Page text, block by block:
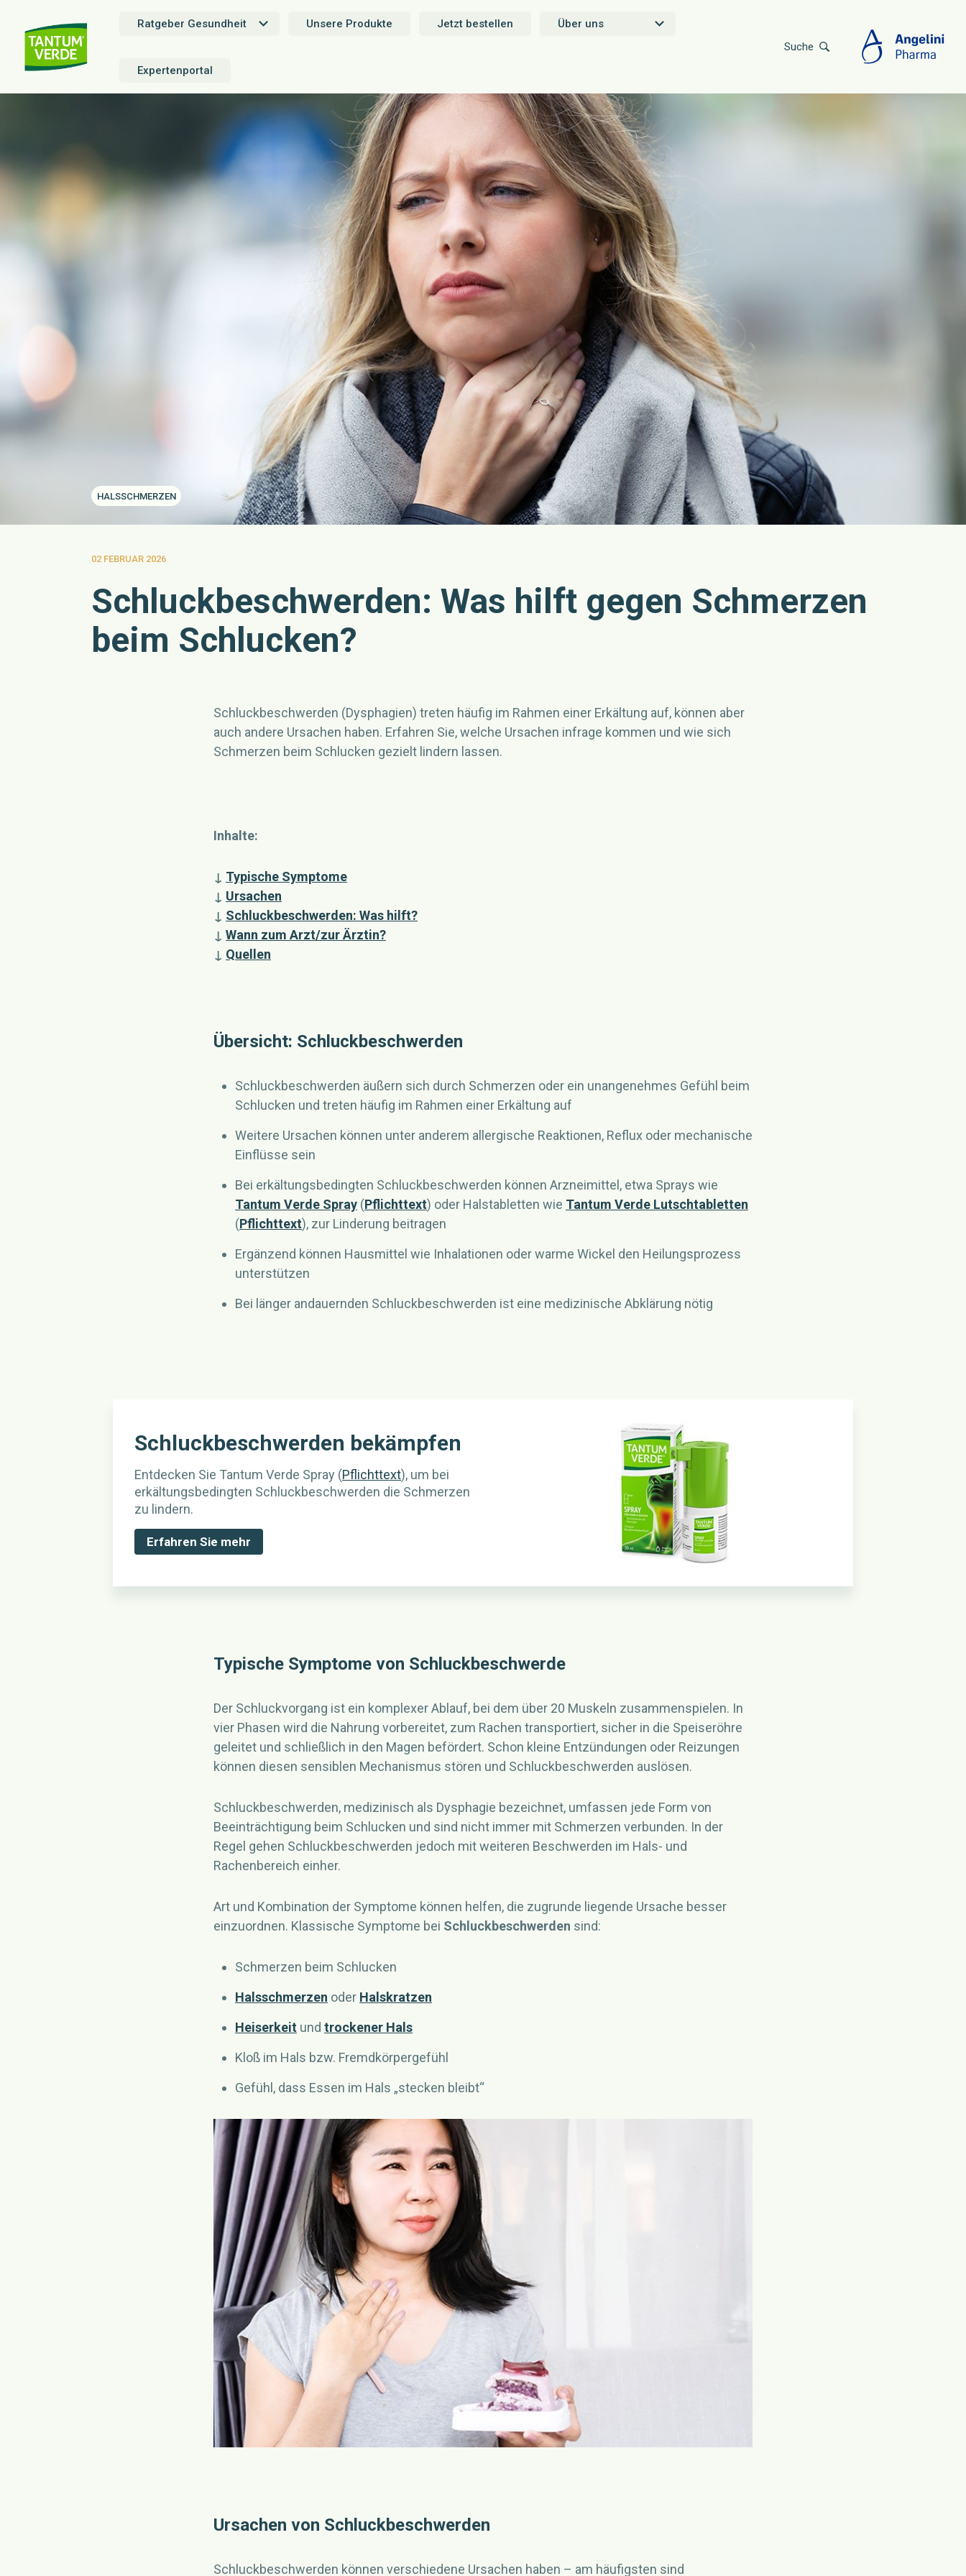
Suche
to main
Ratgeber Gesundheit Unsere Produkte Jetzt bestellen Über uns
Expertenportal
HALSSCHMERZEN
02 FEBRUAR 2026
Schluckbeschwerden: Was hilft gegen Schmerzen
beim Schlucken?
Schluckbeschwerden (Dysphagien) treten häufig im Rahmen einer Erkältung auf, können aber
auch andere Ursachen haben. Erfahren Sie, welche Ursachen infrage kommen und wie sich
Schmerzen beim Schlucken gezielt lindern lassen.
Inhalte:
↓ Typische Symptome
↓ Ursachen
↓ Schluckbeschwerden: Was hilft?
↓ Wann zum Arzt/zur Ärztin?
↓ Quellen
Übersicht: Schluckbeschwerden
Schluckbeschwerden äußern sich durch Schmerzen oder ein unangenehmes Gefühl beim
Schlucken und treten häufig im Rahmen einer Erkältung auf
Weitere Ursachen können unter anderem allergische Reaktionen, Reflux oder mechanische
Einflüsse sein
Bei erkältungsbedingten Schluckbeschwerden können Arzneimittel, etwa Sprays wie
Tantum Verde Spray (Pflichttext) oder Halstabletten wie Tantum Verde Lutschtabletten
(Pflichttext), zur Linderung beitragen
Ergänzend können Hausmittel wie Inhalationen oder warme Wickel den Heilungsprozess
unterstützen
Bei länger andauernden Schluckbeschwerden ist eine medizinische Abklärung nötig
Schluckbeschwerden bekämpfen
Entdecken Sie Tantum Verde Spray (Pflichttext), um bei
erkältungsbedingten Schluckbeschwerden die Schmerzen
zu lindern.
Erfahren Sie mehr
Typische Symptome von Schluckbeschwerde
Der Schluckvorgang ist ein komplexer Ablauf, bei dem über 20 Muskeln zusammenspielen. In
vier Phasen wird die Nahrung vorbereitet, zum Rachen transportiert, sicher in die Speiseröhre
geleitet und schließlich in den Magen befördert. Schon kleine Entzündungen oder Reizungen
können diesen sensiblen Mechanismus stören und Schluckbeschwerden auslösen.
Schluckbeschwerden, medizinisch als Dysphagie bezeichnet, umfassen jede Form von
Beeinträchtigung beim Schlucken und sind nicht immer mit Schmerzen verbunden. In der
Regel gehen Schluckbeschwerden jedoch mit weiteren Beschwerden im Hals- und
Rachenbereich einher.
Art und Kombination der Symptome können helfen, die zugrunde liegende Ursache besser
einzuordnen. Klassische Symptome bei Schluckbeschwerden sind:
Schmerzen beim Schlucken
Halsschmerzen oder Halskratzen
Heiserkeit und trockener Hals
Kloß im Hals bzw. Fremdkörpergefühl
Gefühl, dass Essen im Hals „stecken bleibt“
Ursachen von Schluckbeschwerden
Schluckbeschwerden können verschiedene Ursachen haben – am häufigsten sind